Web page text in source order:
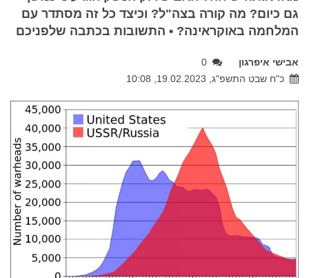
גם כיום? מה קורה בצה"ל? וכיצד כל זה מסתדר עם
המלחמה באוקראינה? • התשובות בכתבה שלפניכם
אבישי איפרגון
0
כ"ח שבט התשפ"ג, 19.02.2023, 10:08